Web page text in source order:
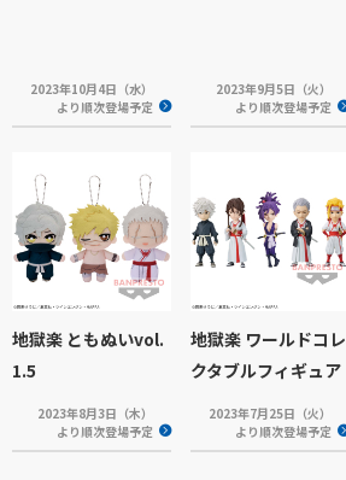
2023年10月4日（水）
より順次登場予定
2023年9月5日（火）
より順次登場予定
地獄楽 ともぬいvol.
1.5
2023年8月3日（木）
より順次登場予定
地獄楽 ワールドコレ
クタブルフィギュア
2023年7月25日（火）
より順次登場予定